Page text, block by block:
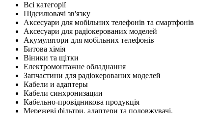
Всі категорії
Підсилювачі зв'язку
Аксесуари для мобільних телефонів та смартфонів
Аксесуари для радіокерованих моделей
Акумулятори для мобільних телефонів
Битова хімія
Віники та щітки
Електромонтажне обладнання
Запчастини для радіокерованих моделей
Кабели и адаптеры
Кабели синхронизации
Кабельно-провідникова продукція
Мережеві фільтри, адаптери та подовжувачі.